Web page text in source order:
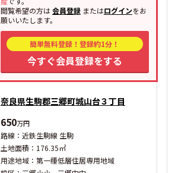
閲覧希望の方は会員登録またはログインをお
願いいたします。
簡単無料登録！登録約1分！
今すぐ会員登録をする
奈良県生駒郡三郷町城山台３丁目
650万円
路線：近鉄生駒線 生駒
土地面積：176.35㎡
用途地域：第一種低層住居専用地域